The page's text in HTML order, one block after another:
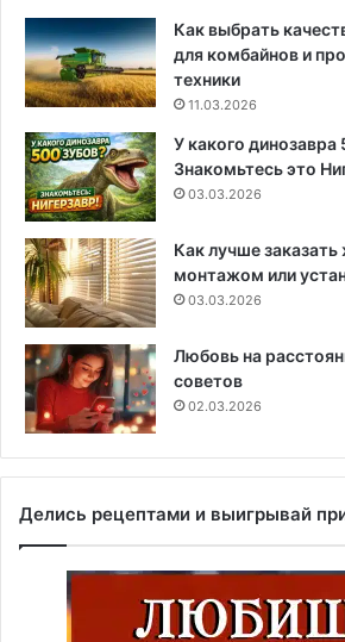
Как выбрать
для комбайнов и
техники
11.03.2026
У какого динозавра
Знакомьтесь это
03.03.2026
Как лучше
монтажом или
03.03.2026
Любовь на
советов
02.03.2026
Делись рецептами и выигрывай